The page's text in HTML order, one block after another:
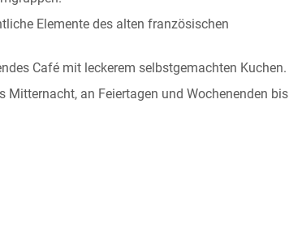
Elemente des alten französischen
Café mit leckerem selbstgemachten Kuchen.
an Feiertagen und Wochenenden bis